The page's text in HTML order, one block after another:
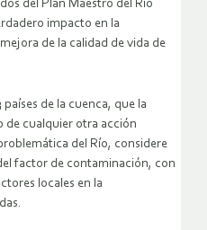
del Plan Maestro del Río
impacto en la
de la calidad de vida de
de la cuenca, que la
de cualquier otra acción
del Río, considere
factor de contaminación, con
locales en la